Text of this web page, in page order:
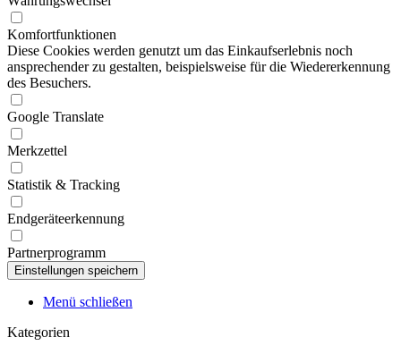
Komfortfunktionen
Diese Cookies werden genutzt um das Einkaufserlebnis noch
ansprechender zu gestalten, beispielsweise für die Wiedererkennung
des Besuchers.
Google Translate
Merkzettel
Statistik & Tracking
Endgeräteerkennung
Partnerprogramm
Menü schließen
Kategorien